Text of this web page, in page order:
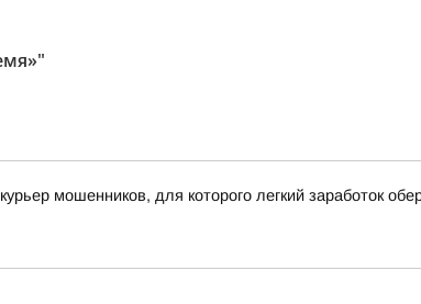
мошенников, для которого легкий заработок